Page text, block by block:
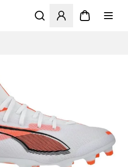
Åbner en Modal til at